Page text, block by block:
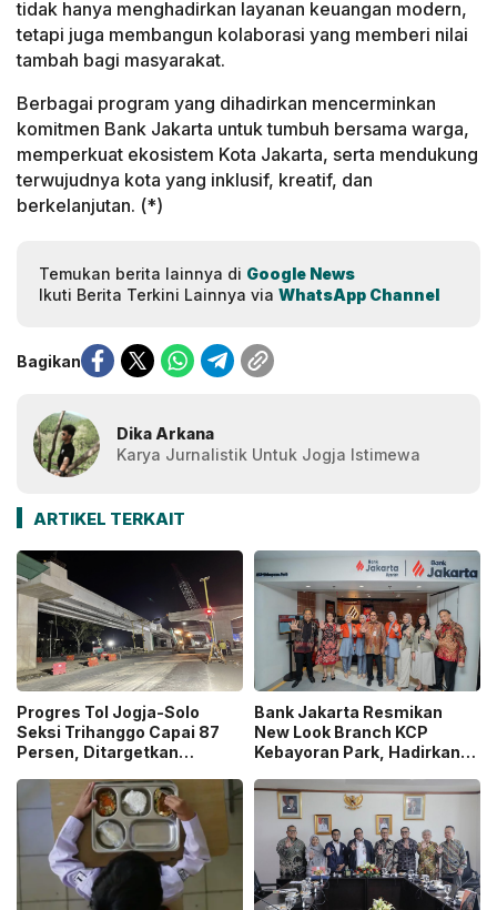
tidak hanya menghadirkan layanan keuangan modern,
tetapi juga membangun kolaborasi yang memberi nilai
tambah bagi masyarakat.
Berbagai program yang dihadirkan mencerminkan
komitmen Bank Jakarta untuk tumbuh bersama warga,
memperkuat ekosistem Kota Jakarta, serta mendukung
terwujudnya kota yang inklusif, kreatif, dan
berkelanjutan. (*)
Temukan berita lainnya di Google News
Ikuti Berita Terkini Lainnya via WhatsApp Channel
Bagikan
Dika Arkana
Karya Jurnalistik Untuk Jogja Istimewa
ARTIKEL TERKAIT
Progres Tol Jogja-Solo
Seksi Trihanggo Capai 87
Persen, Ditargetkan
Bawen Agustus 2026
Bank Jakarta Resmikan
New Look Branch KCP
Kebayoran Park, Hadirkan
Modern